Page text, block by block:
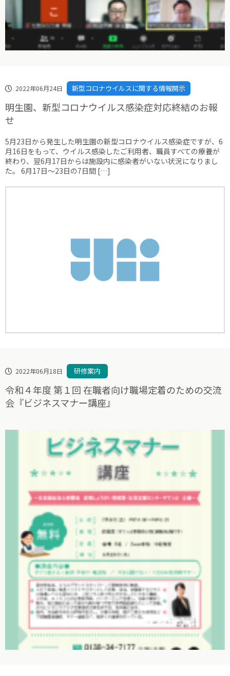
2022年06月24日 新型コロナウイルスに関する情報開示
明生園、新型コロナウイルス感染症対応終結のお報
せ
5月23日から発生した明生園の新型コロナウイルス感染症ですが、6
月16日をもって、ウイルス感染したご利用者、職員すべての療養が
終わり、翌6月17日からは施設内に感染者がいない状況になりまし
た。 6月17日～23日の7日間 […]
2022年06月18日 研修案内
令和４年度 第１回 在職者向け職場定着のための交流
会『ビジネスマナー講座』